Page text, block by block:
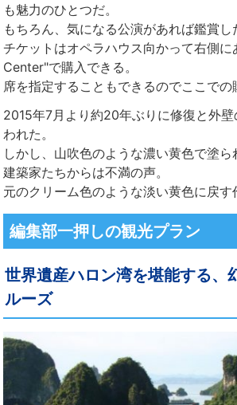
も魅力のひとつだ。
もちろん、気になる公演があれば鑑賞し
チケットはオペラハウス向かって右側
Center"で購入できる。
席を指定することもできるのでここでの
2015年7月より約20年ぶりに修復と外
われた。
しかし、山吹色のような濃い黄色で塗
建築家たちからは不満の声。
元のクリーム色のような淡い黄色に戻す
編集部一押しの観光プラン
世界遺産ハロン湾を堪能する、
ルーズ